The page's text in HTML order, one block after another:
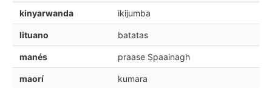
kinyarwanda ikijumba
lituano batatas
manés praase Spaainagh
maorí kumara